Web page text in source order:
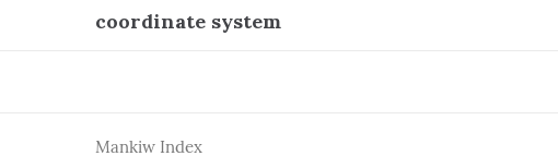
coordinate system
Mankiw Index